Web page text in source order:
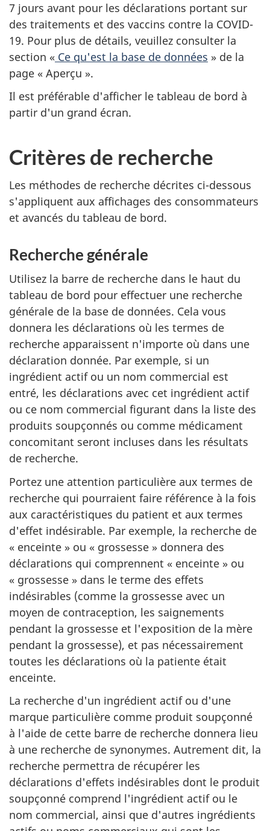
7 jours avant pour les déclarations portant sur
des traitements et des vaccins contre la COVID-
19. Pour plus de détails, veuillez consulter la
section « Ce qu'est la base de données » de la
page « Aperçu ».
Il est préférable d'afficher le tableau de bord à
partir d'un grand écran.
Critères de recherche
Les méthodes de recherche décrites ci-dessous
s'appliquent aux affichages des consommateurs
et avancés du tableau de bord.
Recherche générale
Utilisez la barre de recherche dans le haut du
tableau de bord pour effectuer une recherche
générale de la base de données. Cela vous
donnera les déclarations où les termes de
recherche apparaissent n'importe où dans une
déclaration donnée. Par exemple, si un
ingrédient actif ou un nom commercial est
entré, les déclarations avec cet ingrédient actif
ou ce nom commercial figurant dans la liste des
produits soupçonnés ou comme médicament
concomitant seront incluses dans les résultats
de recherche.
Portez une attention particulière aux termes de
recherche qui pourraient faire référence à la fois
aux caractéristiques du patient et aux termes
d'effet indésirable. Par exemple, la recherche de
« enceinte » ou « grossesse » donnera des
déclarations qui comprennent « enceinte » ou
« grossesse » dans le terme des effets
indésirables (comme la grossesse avec un
moyen de contraception, les saignements
pendant la grossesse et l'exposition de la mère
pendant la grossesse), et pas nécessairement
toutes les déclarations où la patiente était
enceinte.
La recherche d'un ingrédient actif ou d'une
marque particulière comme produit soupçonné
à l'aide de cette barre de recherche donnera lieu
à une recherche de synonymes. Autrement dit, la
recherche permettra de récupérer les
déclarations d'effets indésirables dont le produit
soupçonné comprend l'ingrédient actif ou le
nom commercial, ainsi que d'autres ingrédients